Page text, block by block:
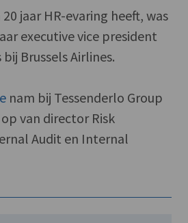
jaar HR-evaring heeft, was
executive vice president
Brussels Airlines.
nam bij Tessenderlo Group
van director Risk
Audit en Internal